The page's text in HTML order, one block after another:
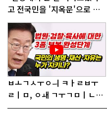
고 전국민을 '지옥문'으로 밀
어!"
ㅂㅗㄱㅅㅜㅇㅢ ㅋㅏㄹㅂㅜ
ㄹㅣㅁ, ㅇㅙ ㄱㅜㄱㅁㅣㄴㄷ
ㅡㄹㅇㅣ ㄷㅏㅇㅎㅐㅇㅑ ㅎ